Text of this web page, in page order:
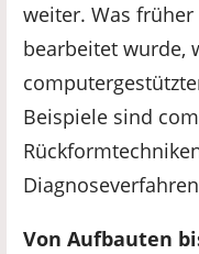
weiter. Was
bearbeitet wurde,
Beispiele sind
Von Aufbauten